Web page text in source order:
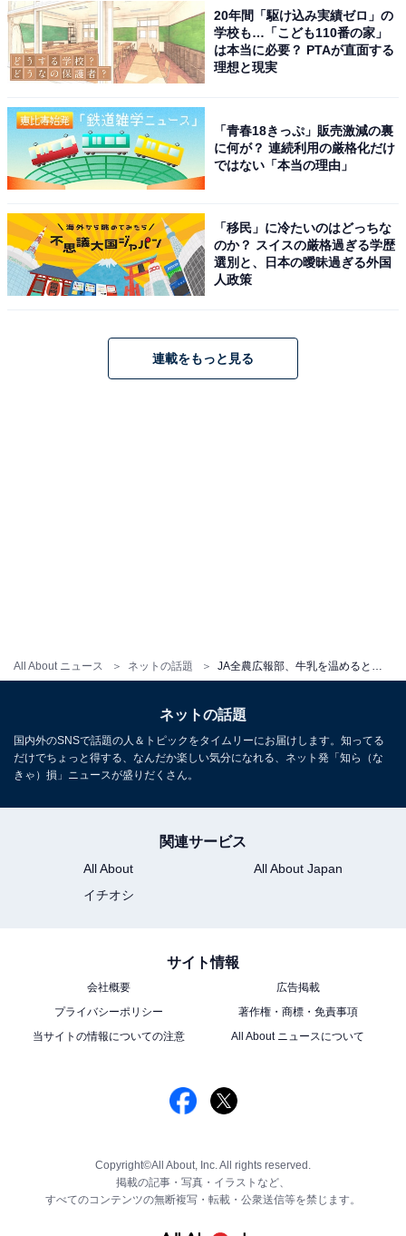
All About ニュース ネットの話題
20年間「駆け込み実績ゼロ」の
学校も…「こども110番の家」
は本当に必要？ PTAが直面する
理想と現実
「青春18きっぷ」販売激減の裏
に何が？ 連続利用の厳格化だけ
ではない「本当の理由」
「移民」に冷たいのはどっちな
のか？ スイスの厳格過ぎる学歴
選別と、日本の曖昧過ぎる外国
人政策
連載をもっと見る
ネットの話題
国内外のSNSで話題の人＆トピックをタイムリーにお届けします。知ってる
だけでちょっと得する、なんだか楽しい気分になれる、ネット発「知ら（な
きゃ）損」ニュースが盛りだくさん。
関連サービス
All About
All About Japan
イチオシ
サイト情報
会社概要
広告掲載
プライバシーポリシー
著作権・商標・免責事項
当サイトの情報についての注意
All About ニュースについて
Copyright©All About, Inc. All rights reserved.
掲載の記事・写真・イラストなど、
すべてのコンテンツの無断複写・転載・公衆送信等を禁じます。